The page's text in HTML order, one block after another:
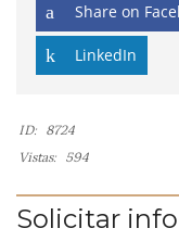
Share on
LinkedIn
ID: 8724
Vistas: 594
Solicitar